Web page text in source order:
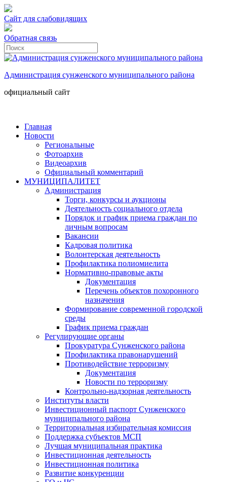
Сайт для слабовидящих
Обратная связь
Администрация сунженского муниципального района
официальный сайт
Главная
Новости
Региональные
Фотоархив
Видеоархив
Официальный комментарий
МУНИЦИПАЛИТЕТ
Администрация
Торги, конкурсы и аукционы
Деятельность социального отдела
Порядок и график приема граждан по
личным вопросам
Вакансии
Кадровая политика
Волонтерская деятельность
Профилактика полиомиелита
Нормативно-правовые акты
Документация
Перечень объектов похоронного
назначения
Формирование современной городской
среды
График приема граждан
Регулирующие органы
Прокуратура Сунженского района
Профилактика правонарушений
Противодействие терроризму
Документация
Новости по терроризму
Контрольно-надзорная деятельность
Институты власти
Инвестиционный паспорт Сунженского
муниципального района
Территориальная избирательная комиссия
Поддержка субъектов МСП
Лучшая муниципальная практика
Инвестиционная деятельность
Инвестиционная политика
Развитие конкуренции